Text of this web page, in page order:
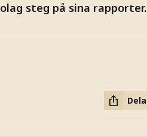
steg på sina rapporter.
Dela